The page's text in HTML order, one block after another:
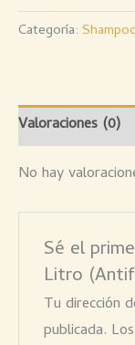
Categoría:
Valoraciones (0)
No hay
Sé el
Litro
Tu dirección
publicada.